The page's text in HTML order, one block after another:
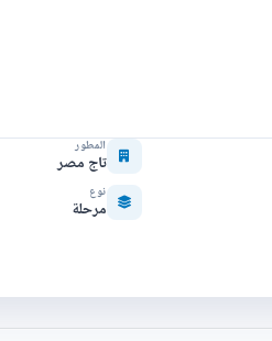
المطور
تاج مصر
نوع
مرحلة